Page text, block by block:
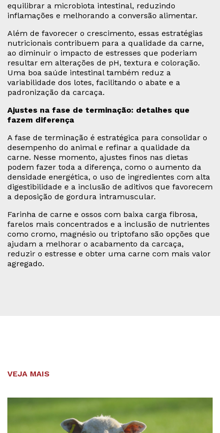
equilibrar a microbiota intestinal, reduzindo
inflamações e melhorando a conversão alimentar.
Além de favorecer o crescimento, essas estratégias
nutricionais contribuem para a qualidade da carne,
ao diminuir o impacto de estresses que poderiam
resultar em alterações de pH, textura e coloração.
Uma boa saúde intestinal também reduz a
variabilidade dos lotes, facilitando o abate e a
padronização da carcaça.
Ajustes na fase de terminação: detalhes que
fazem diferença
A fase de terminação é estratégica para consolidar o
desempenho do animal e refinar a qualidade da
carne. Nesse momento, ajustes finos nas dietas
podem fazer toda a diferença, como o aumento da
densidade energética, o uso de ingredientes com alta
digestibilidade e a inclusão de aditivos que favorecem
a deposição de gordura intramuscular.
Farinha de carne e ossos com baixa carga fibrosa,
farelos mais concentrados e a inclusão de nutrientes
como cromo, magnésio ou triptofano são opções que
ajudam a melhorar o acabamento da carcaça,
reduzir o estresse e obter uma carne com mais valor
agregado.
VEJA MAIS